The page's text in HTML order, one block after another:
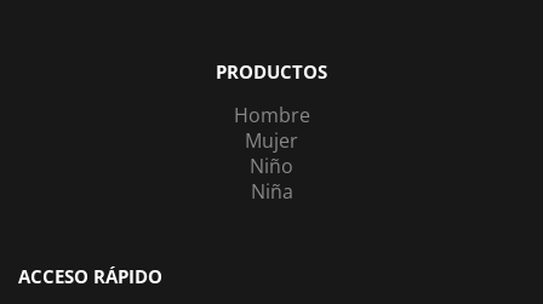
PRODUCTOS
Hombre
Mujer
Niño
Niña
ACCESO RÁPIDO